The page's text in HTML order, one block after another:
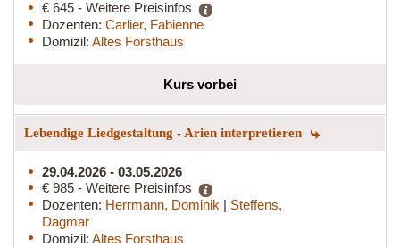
€ 645 - Weitere Preisinfos
Dozenten: Carlier, Fabienne
Domizil: Altes Forsthaus
Kurs vorbei
Lebendige Liedgestaltung - Arien interpretieren
29.04.2026 - 03.05.2026
€ 985 - Weitere Preisinfos
Dozenten: Herrmann, Dominik | Steffens,
Dagmar
Domizil: Altes Forsthaus